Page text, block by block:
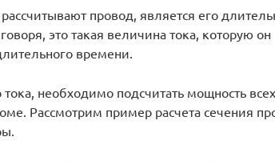
провод, является его
это такая величина тока, которую он
времени.
необходимо подсчитать мощность всех
Рассмотрим пример расчета сечения